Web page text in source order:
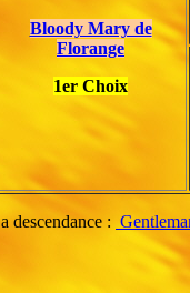
Bloody Mary de
Florange
1er Choix
descendance :